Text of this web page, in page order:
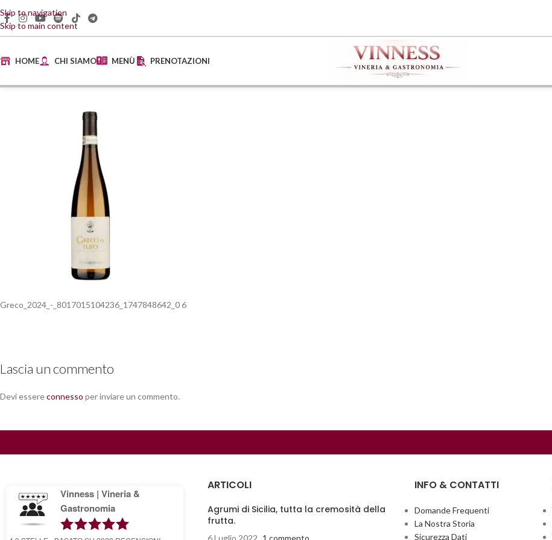
Skip to navigation
Skip to main content
HOME CHI SIAMO MENÙ PRENOTAZIONI
Greco_2024_-_8017015104236_1747848642_0 6
Lascia un commento
Devi essereconnesso per inviare un commento.
Vinness | Vineria &
Gastronomia
ARTICOLI
Agrumi di Sicilia, tutta la cremosità della
frutta.
6 Luglio 2022 1 commento
INFO & CONTATTI
Domande Frequenti
La Nostra Storia
Sicurezza Dati